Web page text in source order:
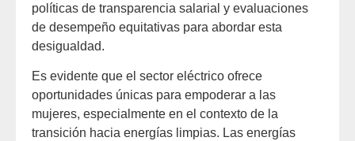
políticas de transparencia salarial y evaluaciones
de desempeño equitativas para abordar esta
desigualdad.
Es evidente que el sector eléctrico ofrece
oportunidades únicas para empoderar a las
mujeres, especialmente en el contexto de la
transición hacia energías limpias. Las energías